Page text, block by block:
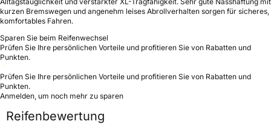
kurzen Bremswegen und angenehm leises Abrollverhalten sorgen für sicheres,
komfortables Fahren.
Sparen Sie beim Reifenwechsel
Prüfen Sie Ihre persönlichen Vorteile und profitieren Sie von Rabatten und
Punkten.
Prüfen Sie Ihre persönlichen Vorteile und profitieren Sie von Rabatten und
Punkten.
Anmelden, um noch mehr zu sparen
Reifenbewertung